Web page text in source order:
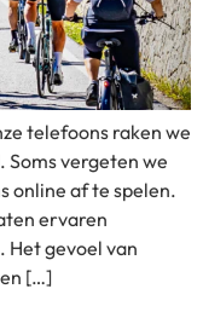
telefoons raken we
Soms vergeten we
online af te spelen.
ervaren
Het gevoel van
[…]